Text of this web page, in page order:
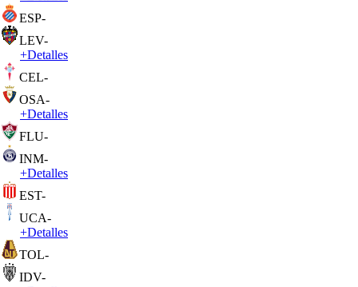
ESP-
LEV-
+Detalles
CEL-
OSA-
+Detalles
FLU-
INM-
+Detalles
EST-
UCA-
+Detalles
TOL-
IDV-